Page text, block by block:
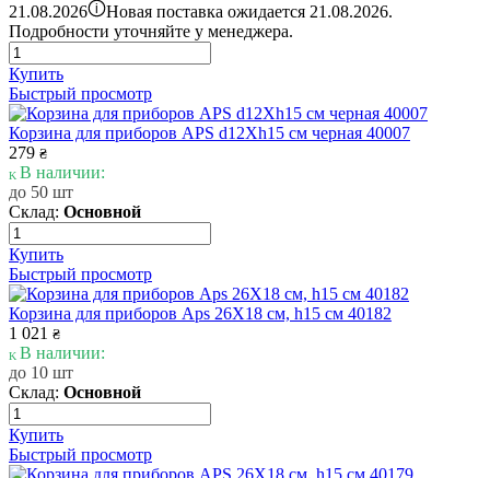
21.08.2026 i Новая поставка ожидается 21.08.2026.
Подробности уточняйте у менеджера.
Купить
Быстрый просмотр
Корзина для приборов APS d12Xh15 см черная 40007
279 ₴
В наличии:
до 50 шт
Склад: Основной
Купить
Быстрый просмотр
Корзина для приборов Aps 26Х18 см, h15 см 40182
1 021 ₴
В наличии:
до 10 шт
Склад: Основной
Купить
Быстрый просмотр